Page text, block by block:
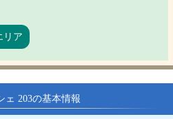
リア
ェ 203の基本情報